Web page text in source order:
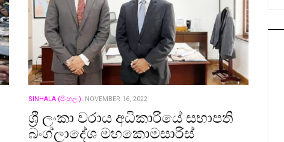
SINHALA (සිංහල ). NOVEMBER 16, 2022
ශ්‍රී ලංකා වරාය අධිකාරියේ සභාපති
බංග්ලාදේශ මහකොමසාරිස්